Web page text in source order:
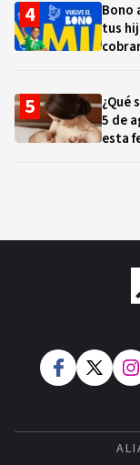
Bono
tus
¿Qué
5 de
esta